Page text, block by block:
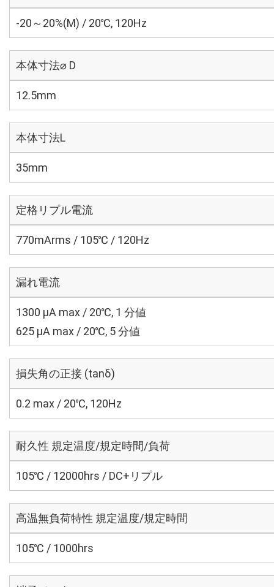
-20～20%(M) / 20℃, 120Hz
本体寸法⌀ D
12.5mm
本体寸法L
35mm
定格リプル電流
770mArms / 105℃ / 120Hz
漏れ電流
1300 μA max / 20℃, 1 分値
625 μA max / 20℃, 5 分値
損失角の正接 (tanδ)
0.2 max / 20℃, 120Hz
耐久性 規定温度/規定時間/負荷
105℃ / 12000hrs / DC+リプル
高温無負荷特性 規定温度/規定時間
105℃ / 1000hrs